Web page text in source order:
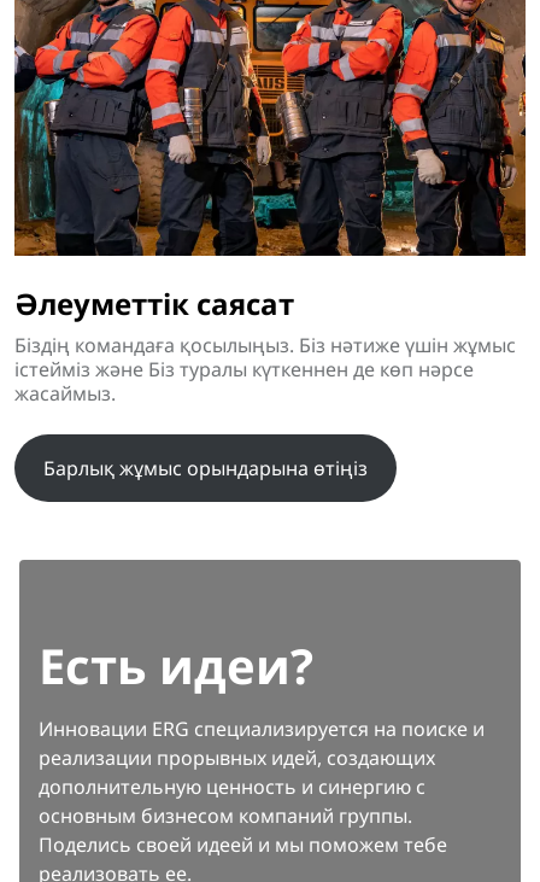
Әлеуметтік саясат
Біздің командаға қосылыңыз. Біз нәтиже үшін жұмыс
істейміз және Біз туралы күткеннен де көп нәрсе
жасаймыз.
Барлық жұмыс орындарына өтіңіз
Есть идеи?
Инновации ERG специализируется на поиске и
реализации прорывных идей, создающих
дополнительную ценность и синергию с
основным бизнесом компаний группы.
Поделись своей идеей и мы поможем тебе
реализовать ее.